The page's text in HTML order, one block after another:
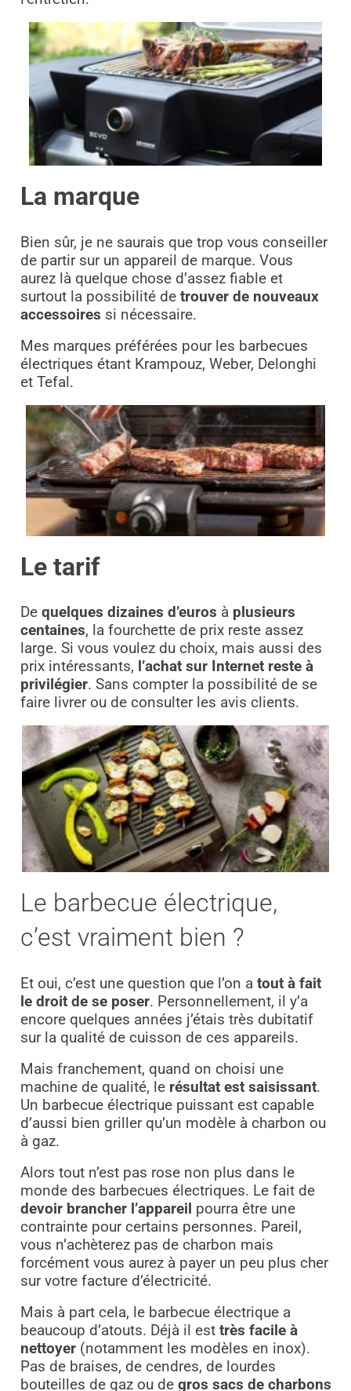
La marque
Bien sûr, je ne saurais que trop vous conseiller
de partir sur un appareil de marque. Vous
aurez là quelque chose d’assez fiable et
surtout la possibilité de trouver de nouveaux
accessoires si nécessaire.
Mes marques préférées pour les barbecues
électriques étant Krampouz, Weber, Delonghi
et Tefal.
Le tarif
De quelques dizaines d’euros à plusieurs
centaines, la fourchette de prix reste assez
large. Si vous voulez du choix, mais aussi des
prix intéressants, l’achat sur Internet reste à
privilégier. Sans compter la possibilité de se
faire livrer ou de consulter les avis clients.
Le barbecue électrique,
c’est vraiment bien ?
Et oui, c’est une question que l’on a tout à fait
le droit de se poser. Personnellement, il y’a
encore quelques années j’étais très dubitatif
sur la qualité de cuisson de ces appareils.
Mais franchement, quand on choisi une
machine de qualité, le résultat est saisissant.
Un barbecue électrique puissant est capable
d’aussi bien griller qu’un modèle à charbon ou
à gaz.
Alors tout n’est pas rose non plus dans le
monde des barbecues électriques. Le fait de
devoir brancher l’appareil pourra être une
contrainte pour certains personnes. Pareil,
vous n’achèterez pas de charbon mais
forcément vous aurez à payer un peu plus cher
sur votre facture d’électricité.
Mais à part cela, le barbecue électrique a
beaucoup d’atouts. Déjà il est très facile à
nettoyer(notamment les modèles en inox).
Pas de braises, de cendres, de lourdes
bouteilles de gaz ou de gros sacs de charbons